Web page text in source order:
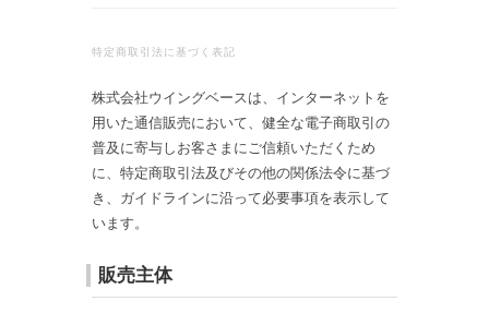
特定商取引法に基づく表記
株式会社ウイングベースは、インターネットを
用いた通信販売において、健全な電子商取引の
普及に寄与しお客さまにご信頼いただくため
に、特定商取引法及びその他の関係法令に基づ
き、ガイドラインに沿って必要事項を表示して
います。
販売主体